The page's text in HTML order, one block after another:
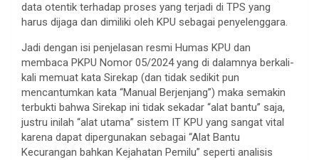
data otentik terhadap proses yang terjadi di TPS yang
harus dijaga dan dimiliki oleh KPU sebagai penyelenggara.
Jadi dengan isi penjelasan resmi Humas KPU dan
membaca PKPU Nomor 05/2024 yang di dalamnya berkali-
kali memuat kata Sirekap (dan tidak sedikit pun
mencantumkan kata “Manual Berjenjang”) maka semakin
terbukti bahwa Sirekap ini tidak sekadar “alat bantu” saja,
justru inilah “alat utama” sistem IT KPU yang sangat vital
karena dapat dipergunakan sebagai “Alat Bantu
Kecurangan bahkan Kejahatan Pemilu” seperti analisis